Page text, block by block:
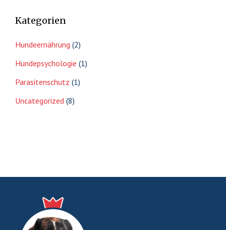
Kategorien
Hundeernährung (2)
Hundepsychologie (1)
Parasitenschutz (1)
Uncategorized (8)